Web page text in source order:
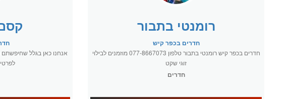
רומנטי בתבור
חדרים בכפר קיש
חדרים בכפר קיש רומנטי בתבור טלפון 077-8667073 מוזמנים לבילוי
זוגי שקט
חדרים